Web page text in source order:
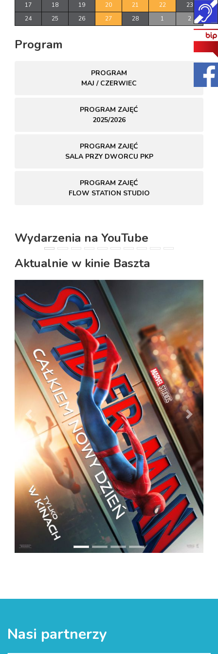
17 18 19 20 21 22
23
24
25 26 27 28 1 2
Program
PROGRAM
MAJ / CZERWIEC
PROGRAM ZAJĘĆ
2025/2026
PROGRAM ZAJĘĆ
SALA PRZY DWORCU PKP
PROGRAM ZAJĘĆ
FLOW STATION STUDIO
Wydarzenia na YouTube
PREVIOUS
Aktualnie w kinie Baszta
PREVIOUS NEXT
Nasi partnerzy